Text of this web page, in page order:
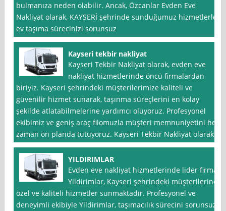
bulmanıza neden olabilir. Ancak, Özcanlar Evden Eve
Nakliyat olarak, KAYSERİ şehrinde sunduğumuz hizmetlerle,
ev taşıma sürecinizi sorunsuz
Kayseri tekbir nakliyat
Kayseri Tekbir Nakliyat olarak, evden eve
nakliyat hizmetlerinde öncü firmalardan
biriyiz. Kayseri şehrindeki müşterilerimize kaliteli ve
güvenilir hizmet sunarak, taşınma süreçlerini en kolay
şekilde atlatabilmelerine yardımcı oluyoruz. Profesyonel
ekibimiz ve geniş araç filomuzla müşteri memnuniyetini her
zaman ön planda tutuyoruz. Kayseri Tekbir Nakliyat olarak
YILDIRIMLAR
Evden eve nakliyat hizmetlerinde lider firma
Yildirimlar, Kayseri şehrindeki müşterilerine
özel ve kaliteli hizmetler sunmaktadır. Profesyonel ve
deneyimli ekibiyle Yildirimlar, taşımacılık sürecini sorunsuz